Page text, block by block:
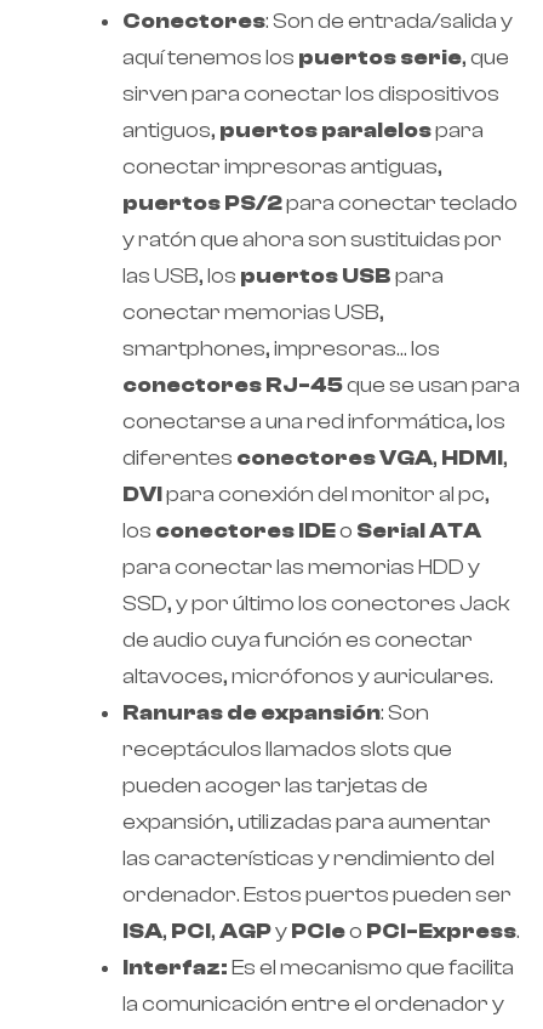
Conectores: Son de entrada/salida y
aquí tenemos los puertos serie, que
sirven para conectar los dispositivos
antiguos, puertos paralelospara
conectar impresoras antiguas,
puertos PS/2para conectar teclado
y ratón que ahora son sustituidas por
las USB, los puertos USBpara
conectar memorias USB,
smartphones, impresoras… los
conectores RJ-45que se usan para
conectarse a una red informática, los
diferentes conectores VGA, HDMI,
DVIpara conexión del monitor al pc,
los conectores IDEo Serial ATA
para conectar las memorias HDD y
SSD, y por último los conectores Jack
de audio cuya función es conectar
altavoces, micrófonos y auriculares.
Ranuras de expansión: Son
receptáculos llamados slots que
pueden acoger las tarjetas de
expansión, utilizadas para aumentar
las características y rendimiento del
ordenador. Estos puertos pueden ser
ISA, PCI,AGPyPCIeo PCI-Express.
Interfaz:Es el mecanismo que facilita
la comunicación entre el ordenador y